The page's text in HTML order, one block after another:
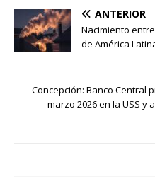
ANTERIOR
Nacimiento
de América
Concepción: Banco Central
marzo 2026 en la USS y